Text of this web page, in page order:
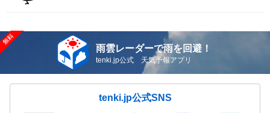
雨雲レーダーで雨を回避！
tenki.jp公式 天気予報アプリ
tenki.jp公式SNS